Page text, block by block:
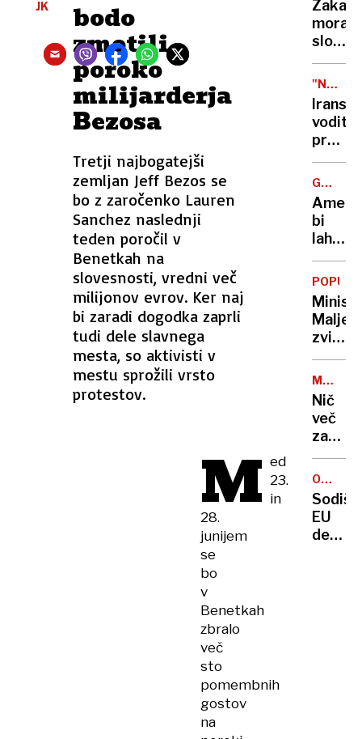
bodo
zmotili
poroko
milijarderja
Bezosa
Tretji najbogatejši
zemljan Jeff Bezos se
bo z zaročenko Lauren
Sanchez naslednji
teden poročil v
Benetkah na
slovesnosti, vredni več
milijonov evrov. Ker naj
bi zaradi dogodka zaprli
tudi dele slavnega
mesta, so aktivisti v
mestu sprožili vrsto
protestov.
JK
M ed
23.
in
28.
junijem
se
bo
v
Benetkah
zbralo
več
sto
pomembnih
gostov
na
Zakaj
mora
devica
A.
Pivec
plačati
deset
tisoč
evrov
kazni?
"NE"
Iranski
ne
bo
GBU-
57
bi
lahko
za
napad
na
Iran
zvišal
urne
oskrbe
META
BI
DENAR
Nič
več
tudi
na
po
novem
oglasi
OBISK
EU